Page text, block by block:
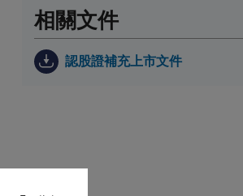
相關文件
認股證補充上市文件